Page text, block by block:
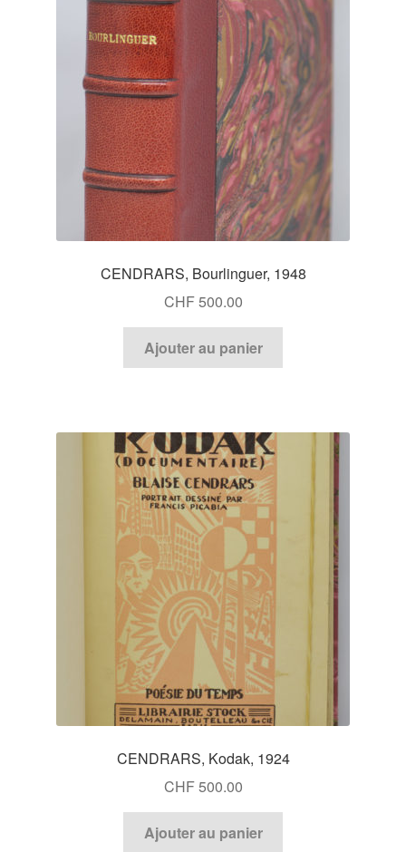
CENDRARS, Bourlinguer, 1948
CHF500.00
Ajouter au panier
CENDRARS, Kodak, 1924
CHF500.00
Ajouter au panier